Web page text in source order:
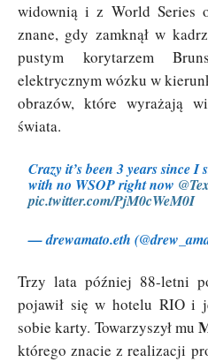
widownią i z World Series
znane, gdy zamknął w
pustym korytarzem
elektrycznym wózku w
obrazów, które wyrażają
świata.
Crazy it’s been 3 years since I
with no WSOP right now
pic.twitter.com/PjM0cWeM0I
— drewamato.eth
Trzy lata później 88-letni
pojawił się w hotelu RIO i
sobie karty. Towarzyszył mu
którego znacie z realizacji